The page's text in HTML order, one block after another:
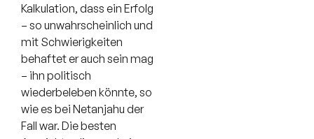
Kalkulation, dass ein Erfolg
– so unwahrscheinlich und
mit Schwierigkeiten
behaftet er auch sein mag
– ihn politisch
wiederbeleben könnte, so
wie es bei Netanjahu der
Fall war. Die besten